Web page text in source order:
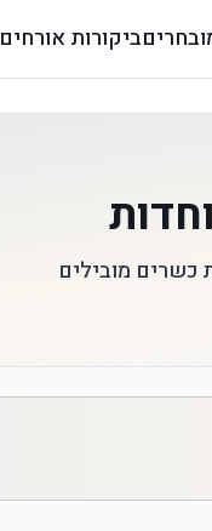
ביקורות אורחים
כשרים מובילים